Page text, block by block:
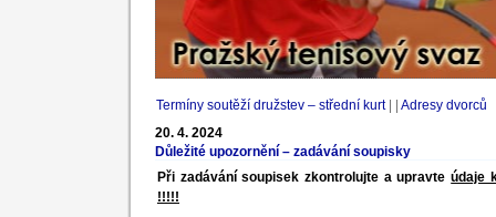
Termíny soutěží družstev – střední kurt| | Adresy dvorců
20. 4. 2024
Důležité upozornění – zadávání soupisky
Při zadávání soupisek zkontrolujte a upravteúdaje
!!!!!